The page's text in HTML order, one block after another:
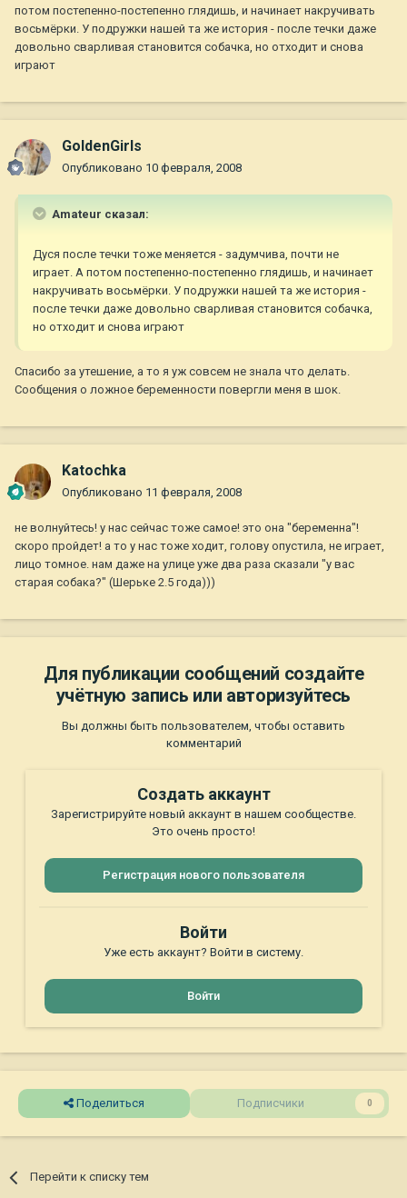
потом постепенно-постепенно глядишь, и начинает накручивать
восьмёрки. У подружки нашей та же история - после течки даже
довольно сварливая становится собачка, но отходит и снова
играют
GoldenGirls
Опубликовано 10 февраля, 2008
Amateur сказал:
Дуся после течки тоже меняется - задумчива, почти не
играет. А потом постепенно-постепенно глядишь, и начинает
накручивать восьмёрки. У подружки нашей та же история -
после течки даже довольно сварливая становится собачка,
но отходит и снова играют
Спасибо за утешение, а то я уж совсем не знала что делать.
Сообщения о ложное беременности повергли меня в шок.
Katochka
Опубликовано 11 февраля, 2008
не волнуйтесь! у нас сейчас тоже самое! это она "беременна"!
скоро пройдет! а то у нас тоже ходит, голову опустила, не играет,
лицо томное. нам даже на улице уже два раза сказали "у вас
старая собака?" (Шерьке 2.5 года)))
Для публикации сообщений создайте
учётную запись или авторизуйтесь
Вы должны быть пользователем, чтобы оставить
комментарий
Создать аккаунт
Зарегистрируйте новый аккаунт в нашем сообществе.
Это очень просто!
Регистрация нового пользователя
Войти
Уже есть аккаунт? Войти в систему.
Войти
Поделиться Подписчики 0
Перейти к списку тем